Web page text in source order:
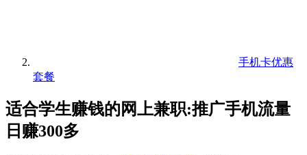
手机卡优惠
套餐
适合学生赚钱的网上兼职:推广手机流量
日赚300多